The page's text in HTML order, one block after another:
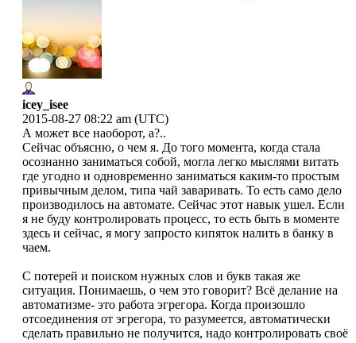
icey_isee
2015-08-27 08:22 am (UTC)
А может все наоборот, а?..
Сейчас объясню, о чем я. До того момента, когда стала
осознанно заниматься собой, могла легко мыслями витать
где угодно и одновременно заниматься каким-то простым
привычным делом, типа чай заваривать. То есть само дело
производилось на автомате. Сейчас этот навык ушел. Если
я не буду контролировать процесс, то есть быть в моменте
здесь и сейчас, я могу запросто кипяток налить в банку в
чаем.
С потерей и поиском нужных слов и букв такая же
ситуация. Понимаешь, о чем это говорит? Всё делание на
автоматизме- это работа эгрегора. Когда произошло
отсоединения от эгрегора, то разумеется, автоматически
сделать правильно не получится, надо контролировать своё